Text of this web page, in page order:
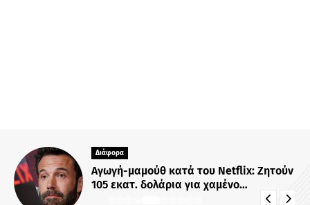
media
Οι αγώνες του ΠΑΟΚ στον 3ο
προκριματικό γύρο του Europa League